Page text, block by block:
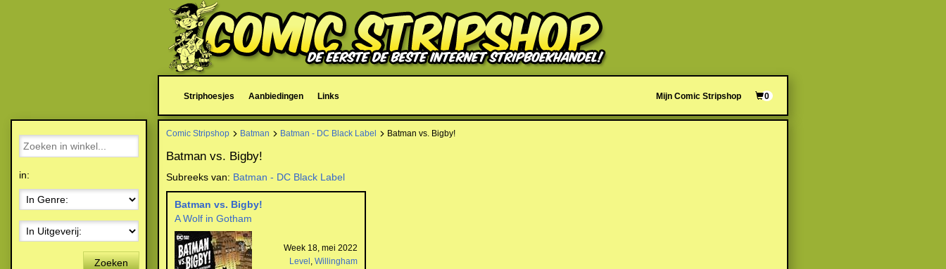
Striphoesjes Aanbiedingen Links Mijn Comic Stripshop 0
Comic Stripshop Batman Batman - DC Black Label Batman vs. Bigby!
Batman vs. Bigby!
Subreeks van: Batman - DC Black Label
Batman vs. Bigby!
A Wolf in Gotham
Week 18, mei 2022
Level , Willingham
in:
Zoeken